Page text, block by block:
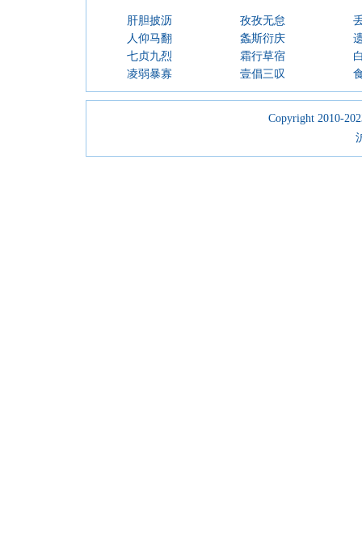
肝胆披沥 孜孜无怠
人仰马翻
螽斯衍庆
七贞九烈
霜行草宿
凌弱暴寡
壹倡三叹
Copyright 2010-